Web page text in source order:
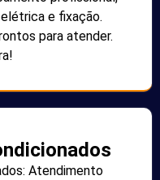
e fixação.
para atender.
Atendimento